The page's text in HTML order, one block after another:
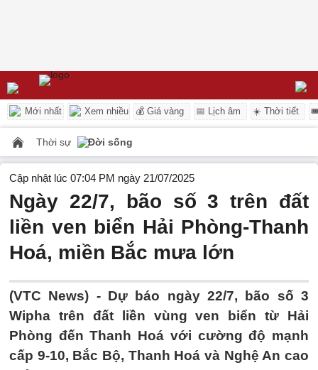
Mới nhất Xem nhiều 💰 Giá vàng 📅 Lịch âm ☀️ Thời tiết
Thời sự Đời sống
Cập nhật lúc 07:04 PM ngày 21/07/2025
Ngày 22/7, bão số 3 trên đất
liền ven biển Hải Phòng-Thanh
Hoá, miền Bắc mưa lớn
(VTC News) - Dự báo ngày 22/7, bão số 3
Wipha trên đất liền vùng ven biển từ Hải
Phòng đến Thanh Hoá với cường độ mạnh
cấp 9-10, Bắc Bộ, Thanh Hoá và Nghệ An cao